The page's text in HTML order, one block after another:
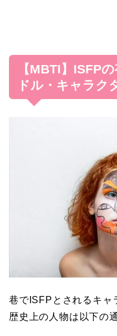
【MBTI】ISFP
ドル・キャラク
巷でISFPとされるキャ
歴史上の人物は以下の